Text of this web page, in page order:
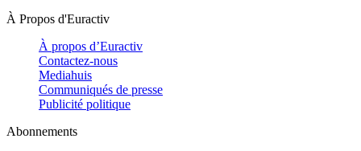
À Propos d'Euractiv
À propos d’Euractiv
Contactez-nous
Mediahuis
Communiqués de presse
Publicité politique
Abonnements